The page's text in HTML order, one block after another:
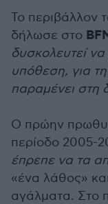
Το περιβάλλον
δήλωσε στο
δυσκολευτεί
υπόθεση, για
παραμένει στη
Ο πρώην
περίοδο 2005-
έπρεπε να τα
«ένα λάθος»
αγάλματα. Στο